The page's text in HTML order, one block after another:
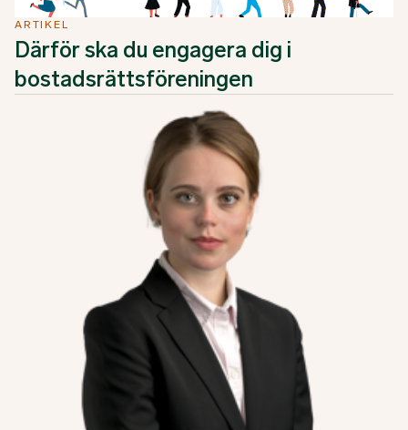
ARTIKEL
Därför ska du engagera dig i
bostadsrättsföreningen